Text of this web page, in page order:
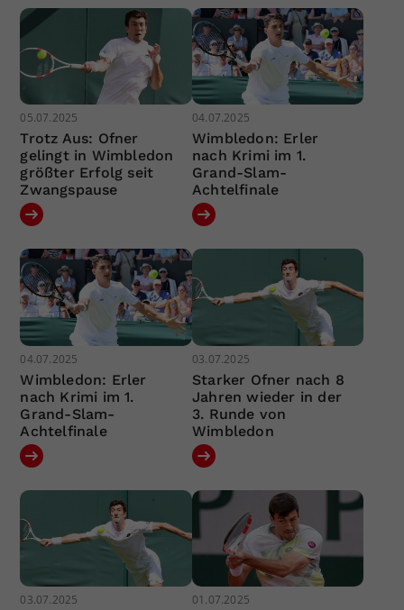
05.07.2025
Trotz Aus: Ofner
gelingt in Wimbledon
größter Erfolg seit
Zwangspause
04.07.2025
Wimbledon: Erler
nach Krimi im 1.
Grand-Slam-
Achtelfinale
04.07.2025
Wimbledon: Erler
nach Krimi im 1.
Grand-Slam-
Achtelfinale
03.07.2025
Starker Ofner nach 8
Jahren wieder in der
3. Runde von
Wimbledon
03.07.2025 01.07.2025